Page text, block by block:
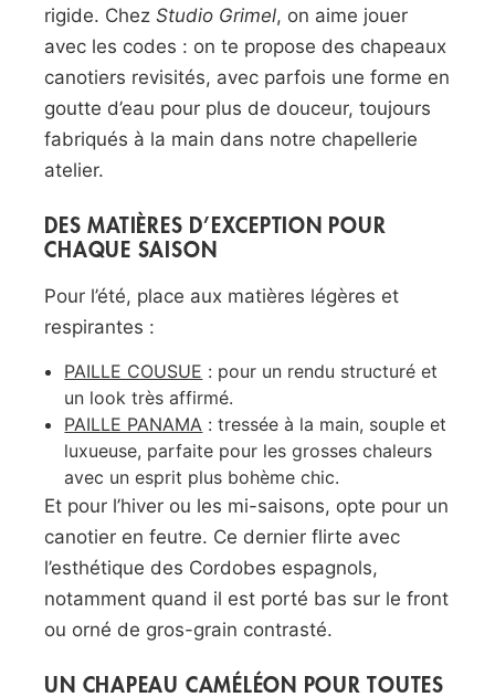
rigide. ChezStudio Grimel, on aime jouer
avec les codes : on te propose des chapeaux
canotiers revisités, avec parfois une forme en
goutte d’eau pour plus de douceur, toujours
fabriqués à la main dans notre chapellerie
atelier.
DES MATIÈRES D’EXCEPTION POUR
CHAQUE SAISON
Pour l’été, place aux matières légères et
respirantes :
PAILLE COUSUE : pour un rendu structuré et
un look très affirmé.
PAILLE PANAMA : tressée à la main, souple et
luxueuse, parfaite pour les grosses chaleurs
avec un esprit plus bohème chic.
Et pour l’hiver ou les mi-saisons, opte pour un
canotier en feutre. Ce dernier flirte avec
l’esthétique des Cordobes espagnols,
notamment quand il est porté bas sur le front
ou orné de gros-grain contrasté.
UN CHAPEAU CAMÉLÉON POUR TOUTES